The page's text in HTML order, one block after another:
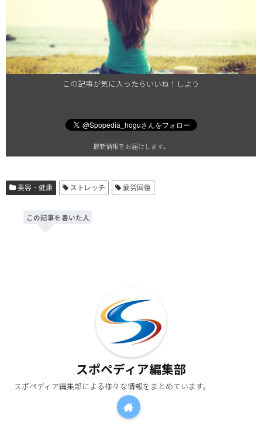
この記事が気に入ったらいいね！しよう
最新情報をお届けします。
美容・健康 ストレッチ 疲労回復
この記事を書いた人
スポペディア編集部
スポペディア編集部による様々な情報をまとめています。